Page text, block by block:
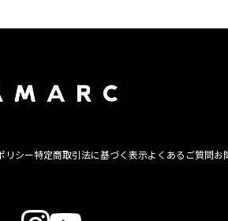
リシー特定商取引法に基づく表示よくあるご質問お